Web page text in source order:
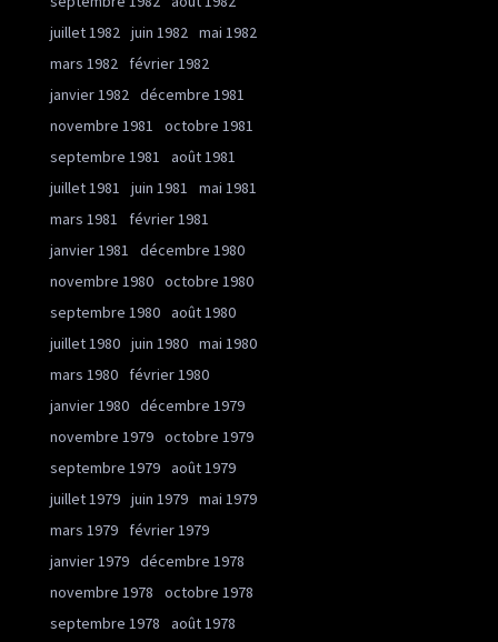
juillet 1982
juin 1982
mai 1982
mars 1982
février 1982
janvier 1982
décembre 1981
novembre 1981
octobre 1981
septembre 1981
août 1981
juillet 1981
juin 1981
mai 1981
mars 1981
février 1981
janvier 1981
décembre 1980
novembre 1980 octobre 1980
septembre 1980 août 1980
juillet 1980 juin 1980 mai 1980
mars 1980
février 1980
janvier 1980 décembre 1979
novembre 1979 octobre 1979
septembre 1979 août 1979
juillet 1979 juin 1979 mai 1979
mars 1979
février 1979
janvier 1979 décembre 1978
novembre 1978
octobre 1978
septembre 1978
août 1978